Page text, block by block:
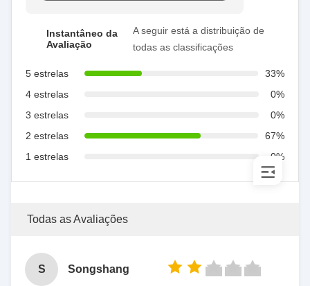
Instantâneo da
Avaliação
A seguir está a distribuição de
todas as classificações
5 estrelas
33%
4 estrelas
0%
3 estrelas
0%
2 estrelas
67%
1 estrelas
0%
Todas as Avaliações
S Songshang